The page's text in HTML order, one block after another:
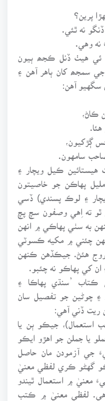
پرين؟
نه ٿئي.
نه وهي.
ئي هيٺ ڏنل ڪجھ ٻيون
سمجھ کان ٻاهر آهن ۽
آهن:
ڪاڻ،
ڳڙکيون،
سامهون.
ڪيل ويچار ۽
پهاڪن جو خاصيتون
۽ لوڪ پسندي) ڏسي
ته اِهي وصفون سچ پچ
به سٺي پهاڪي ۾ انهن
چئني ۾ مکيه ڪسوٽي
هئڻ. جيڪڏهن ڪنهن
کي پهاڪو نه چئبو.
ڪتاب ’سنڌي پهاڪا ۽
۽ چوڻين جو تفصيل سان
ڏني آهي:
استعمال)، جيڪو ٻن يا
يا جملن جو اهڙو ايڪو
جي آزمودن مان حاصل
گهڻو ڪري لفظي معنيٰ
معنيٰ ۾ استعمال ٿيندو
لفظي معنيٰ ۾ ڪتب